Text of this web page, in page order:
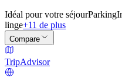
Idéal pour votre séjourParking
linge+11 de plus
Compare
TripAdvisor